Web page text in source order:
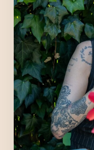
la
rencontre
d’auteure
!